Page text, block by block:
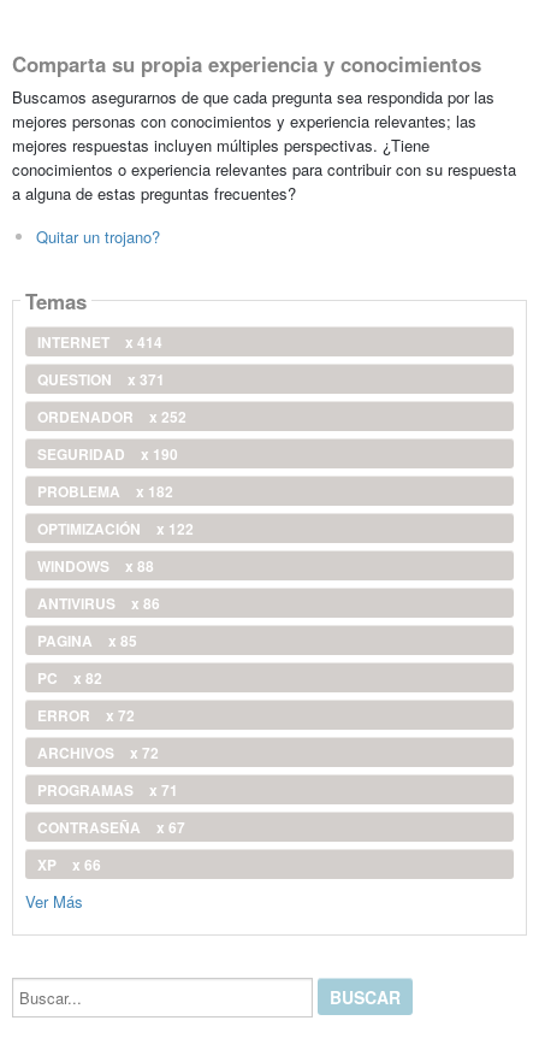
Comparta su propia experiencia y conocimientos
Buscamos asegurarnos de que cada pregunta sea respondida por las
mejores personas con conocimientos y experiencia relevantes; las
mejores respuestas incluyen múltiples perspectivas. ¿Tiene
conocimientos o experiencia relevantes para contribuir con su respuesta
a alguna de estas preguntas frecuentes?
Quitar un trojano?
Temas
INTERNET
x 414
QUESTION
x 371
ORDENADOR
x 252
SEGURIDAD
x 190
PROBLEMA
x 182
OPTIMIZACIÓN
x 122
WINDOWS
x 88
ANTIVIRUS
x 86
PAGINA
x 85
PC
x 82
ERROR
x 72
ARCHIVOS
x 72
PROGRAMAS
x 71
CONTRASEÑA
x 67
XP
x 66
Ver Más
Buscar...